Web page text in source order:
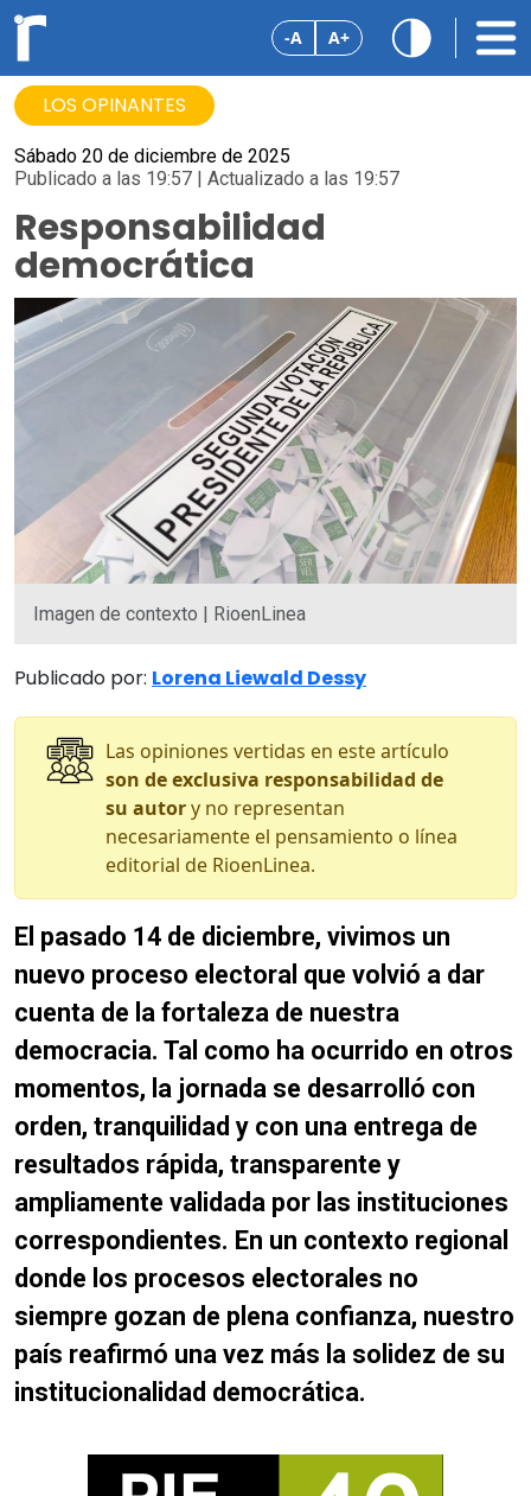
-A A+
LOS OPINANTES
Sábado 20 de diciembre de 2025
Publicado a las 19:57 | Actualizado a las 19:57
Responsabilidad
democrática
Imagen de contexto | RioenLinea
Publicado por: Lorena Liewald Dessy
Las opiniones vertidas en este artículo
son de exclusiva responsabilidad de
su autory no representan
necesariamente el pensamiento o línea
editorial de RioenLinea.
El pasado 14 de diciembre, vivimos un
nuevo proceso electoral que volvió a dar
cuenta de la fortaleza de nuestra
democracia. Tal como ha ocurrido en otros
momentos, la jornada se desarrolló con
orden, tranquilidad y con una entrega de
resultados rápida, transparente y
ampliamente validada por las instituciones
correspondientes. En un contexto regional
donde los procesos electorales no
siempre gozan de plena confianza, nuestro
país reafirmó una vez más la solidez de su
institucionalidad democrática.